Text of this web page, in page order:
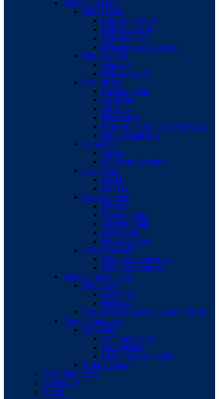
Thiết bị nhà bếp
Bếp điện từ
Bếp cảm ứng từ
Bếp điện và từ
Bếp Domino
Bếp kết hợp lò nướng
Bếp Gas Kaff
Bếp gas
Bếp gas và từ
Máy hút mùi
Âm toàn phần
Âm tủ kéo
Cổ điển
Decorative
Kính vác - Kính toa - Kính cong
Máy hút mùi đảo
Lò nướng
Âm tủ
Lò nướng đa năng
Lò vi sóng
Âm tủ
Độc lập
Máy rửa chén
Độc lập
Âm bán phần
Âm toàn phần
Kết hợp bồn
Máy sấy chén
Chậu rửa chén
Chậu rửa chén Inox
Chậu rửa chén đá
Thiết bị ngành nước
Bồn nước
Bồn nhựa
Bồn Inox
Máy nước nóng năng lượng mặt trời
Trang trí nhà cửa
Sơn Jotun
Sơn ngoại thất
Sơn nội thất
Bảng màu sơn Jotun
Tranh trang trí
Cửa hàng gạch
Catalogue
Video